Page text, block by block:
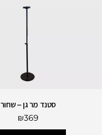
סטנד מר גן – שחור
₪369